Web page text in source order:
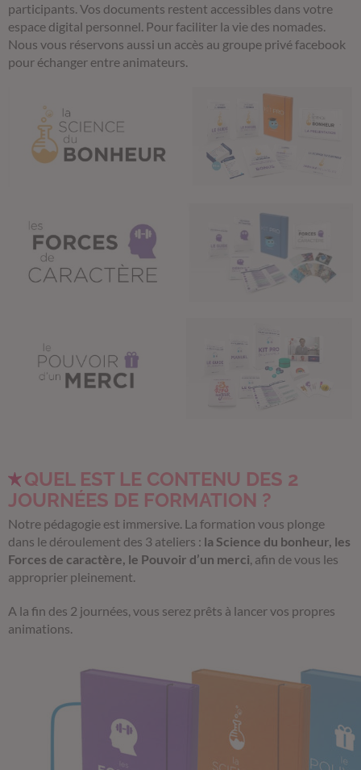
participants. Vos documents restent accessibles dans votre
espace digital personnel. Pour faciliter la vie des nomades.
Nous vous réservons aussi un accès au groupe privé facebook
pour échanger entre animateurs.
QUEL EST LE CONTENU DES 2
JOURNÉES DE FORMATION ?
Notre pédagogie est immersive. La formation vous plonge
dans le déroulement des 3 ateliers : la Science du bonheur, les
Forces de caractère, le Pouvoir d’un merci , afin de vous les
approprier pleinement.
A la fin des 2 journées, vous serez prêts à lancer vos propres
animations.